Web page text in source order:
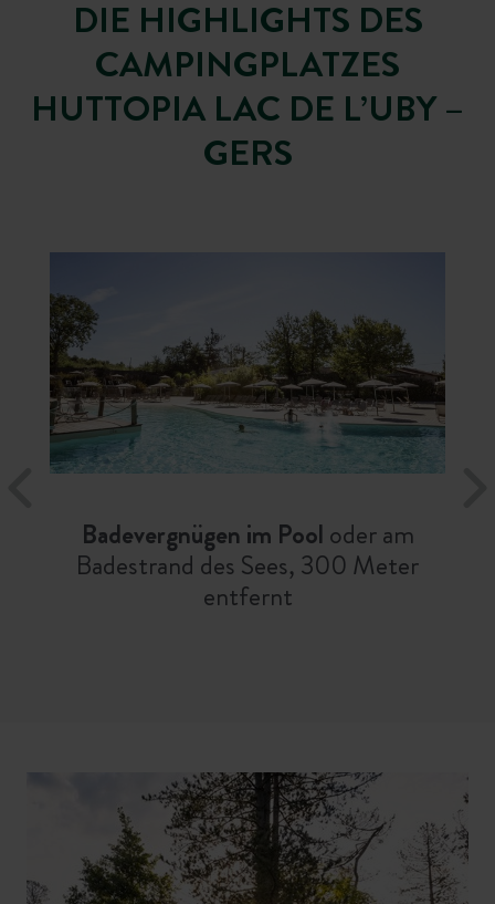
DIE HIGHLIGHTS DES
CAMPINGPLATZES
HUTTOPIA LAC DE L’UBY –
GERS
Badevergnügen im Pool oder am
Badestrand des Sees, 300 Meter
entfernt